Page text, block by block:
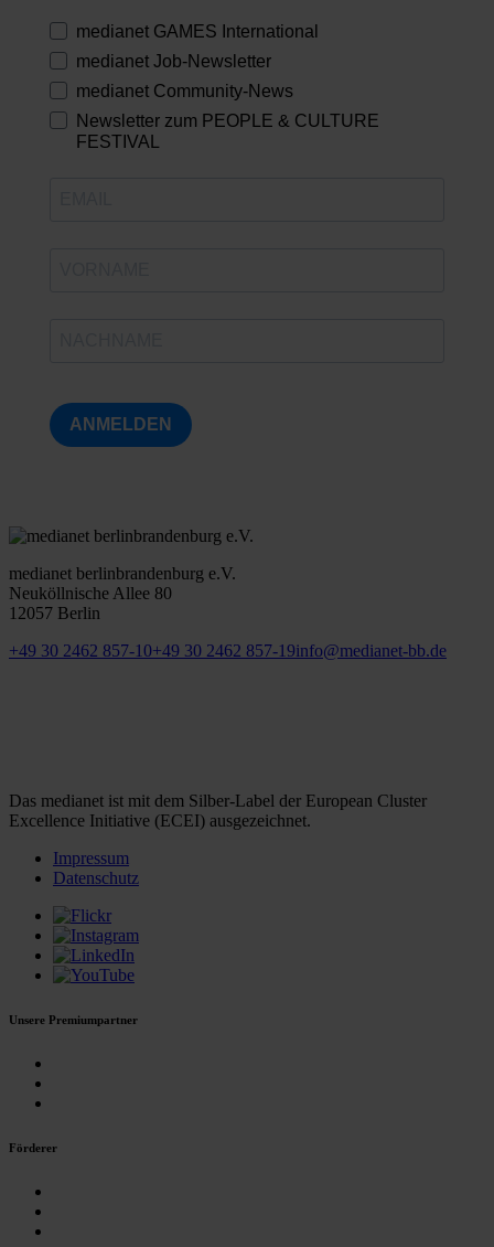
medianet GAMES International
medianet Job-Newsletter
medianet Community-News
Newsletter zum PEOPLE & CULTURE
FESTIVAL
ANMELDEN
medianet berlinbrandenburg e.V.
Neuköllnische Allee 80
12057 Berlin
+49 30 2462 857-10+49 30 2462 857-19info@medianet-bb.de
Das medianet ist mit dem Silber-Label der European Cluster
Excellence Initiative (ECEI) ausgezeichnet.
Impressum
Datenschutz
Unsere Premiumpartner
Förderer